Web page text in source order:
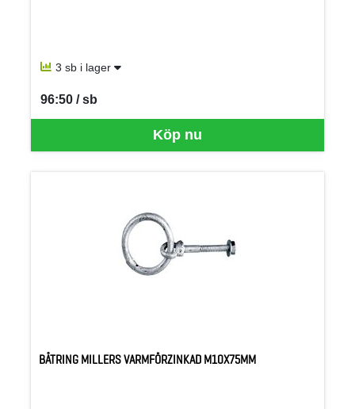
3 sb i lager
Köp nu
96:50 / sb
SEK per SB
BÅTRING MILLERS VARMFÖRZINKAD M10X75MM